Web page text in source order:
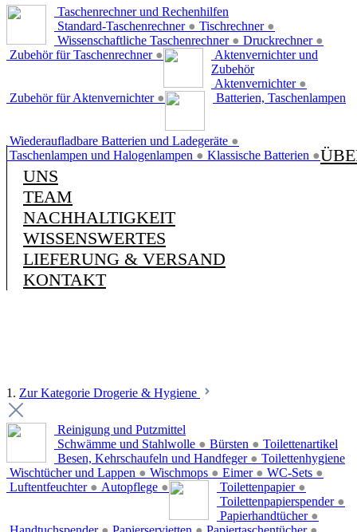
Taschenrechner und Rechenhilfen
Standard-Taschenrechner ● Tischrechner ●
Wissenschaftliche Taschenrechner ● Druckrechner ●
Zubehör für Taschenrechner ●
Aktenvernichter und
Zubehör
Aktenvernichter ●
Zubehör für Aktenvernichter ● Batterien, Taschenlampen
Wiederaufladbare Batterien und Ladegeräte ●
Taschenlampen und Halogenlampen ● Klassische Batterien ●
UNS
TEAM
NACHHALTIGKEIT
WISSENSWERTES
LIEFERUNG & VERSAND
KONTAKT
1. Zur Kategorie Drogerie & Hygiene
Reinigung und Putzmittel
Schwämme und Stahlwolle ● Bürsten ●
Besen, Kehrschaufeln und Handfeger ●
Wischtücher und Lappen ● Wischmops ● Eimer ● WC-Sets ●
Luftentfeuchter ● Autopflege ●
Toilettenartikel
Toilettenpapier ●
Toilettenpapierspender ●
Papierhandtücher ●
Toilettenhygiene